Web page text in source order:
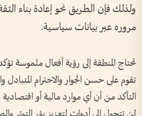
ولذلك فإن الطريق نحو إعادة بناء
مروره عبر بيانات سياسية.
تحتاج المنطقة إلى رؤية أفعال ملموسة
تقوم على حسن الجوار والاحترام المتبادل
التأكد من أن أي موارد مالية أو